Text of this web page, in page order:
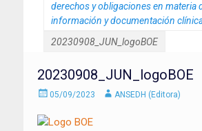
derechos y obligaciones en materia
información y documentación
20230908_JUN_logoBOE
20230908_JUN_logoBOE
Enviado
05/09/2023 AutorANSEDH (Editora)